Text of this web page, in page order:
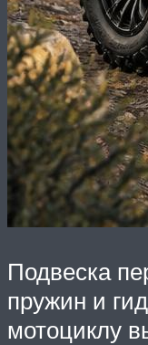
Подвеска
пружин и
мотоциклу